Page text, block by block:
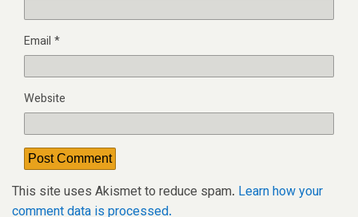
Email *
Website
This site uses Akismet to reduce spam. Learn how your
comment data is processed.